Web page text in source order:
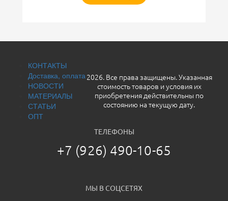
КОНТАКТЫ
Доставка, оплата
НОВОСТИ
МАТЕРИАЛЫ
СТАТЬИ
ОПТ
ТЕЛЕФОНЫ
+7 (926) 490-10-65
МЫ В СОЦСЕТЯХ
2026. Все права защищены. Указанная
стоимость товаров и условия их
приобретения действительны по
состоянию на текущую дату.